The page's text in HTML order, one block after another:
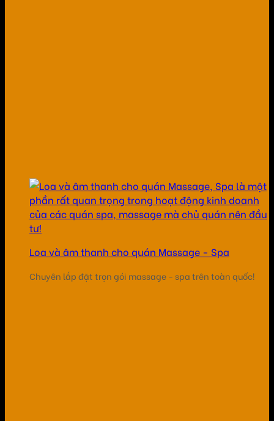
Loa và âm thanh cho quán Massage - Spa
Chuyên lắp đặt trọn gói massage - spa trên toàn quốc!